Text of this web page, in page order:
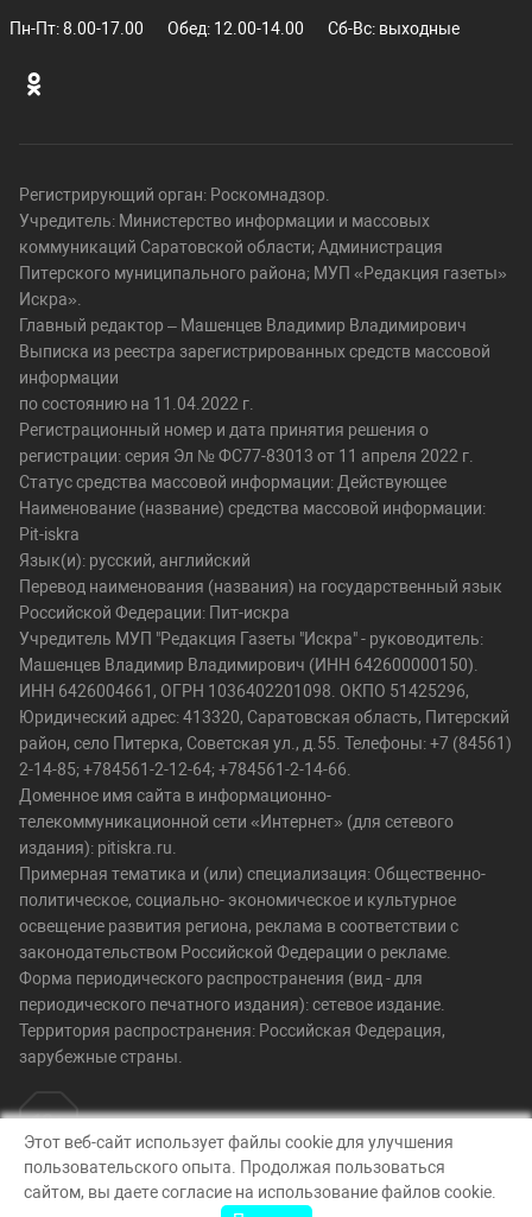
Пн-Пт: 8.00-17.00 Обед: 12.00-14.00 Сб-Вс: выходные
Регистрирующий орган: Роскомнадзор.
Учредитель: Министерство информации и массовых
коммуникаций Саратовской области; Администрация
Питерского муниципального района; МУП «Редакция газеты»
Искра».
Главный редактор – Машенцев Владимир Владимирович
Выписка из реестра зарегистрированных средств массовой
информации
по состоянию на 11.04.2022 г.
Регистрационный номер и дата принятия решения о
регистрации: серия Эл № ФС77-83013 от 11 апреля 2022 г.
Статус средства массовой информации: Действующее
Наименование (название) средства массовой информации:
Pit-iskra
Язык(и): русский, английский
Перевод наименования (названия) на государственный язык
Российской Федерации: Пит-искра
Учредитель МУП "Редакция Газеты "Искра" - руководитель:
Машенцев Владимир Владимирович (ИНН 642600000150).
ИНН 6426004661, ОГРН 1036402201098. ОКПО 51425296,
Юридический адрес: 413320, Саратовская область, Питерский
район, село Питерка, Советская ул., д.55. Телефоны: +7 (84561)
2-14-85; +784561-2-12-64; +784561-2-14-66.
Доменное имя сайта в информационно-
телекоммуникационной сети «Интернет» (для сетевого
издания): pitiskra.ru.
Примерная тематика и (или) специализация: Общественно-
политическое, социально- экономическое и культурное
освещение развития региона, реклама в соответствии с
законодательством Российской Федерации о рекламе.
Форма периодического распространения (вид - для
периодического печатного издания): сетевое издание.
Территория распространения: Российская Федерация,
зарубежные страны.
© Искра, 2026
Создание сайта — nopreset
Этот веб-сайт использует файлы cookie для улучшения
пользовательского опыта. Продолжая пользоваться
сайтом, вы даете согласие на использование файлов cookie.